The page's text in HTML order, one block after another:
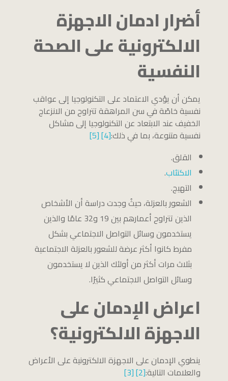
أضرار ادمان الاجهزة
الالكترونية على الصحة
النفسية
يمكن أن يؤدي الاعتماد على التكنولوجيا إلى عواقب
نفسية خاصًة في سن المراهقة تتراوح من الانزعاج
الخفيف عند الابتعاد عن التكنولوجيا إلى مشاكل
نفسية متنوعة، بما في ذلك:[4]
[5]
القلق.
الاكتئاب.
التهيج.
الشعور بالعزلة، حيثُ وجدت دراسة أن الأشخاص
الذين تتراوح أعمارهم بين 19 و32 عامًا والذين
يستخدمون وسائل التواصل الاجتماعي بشكل
مفرط كانوا أكثر عرضة للشعور بالعزلة الاجتماعية
بثلاث مرات أكثر من أولئك الذين لا يستخدمون
وسائل التواصل الاجتماعي كثيرًا.
اعراض الإدمان على
الاجهزة الالكترونية؟
ينطوي الإدمان على الاجهزة الالكترونية على الأعراض
والعلامات التالية:[2]
[3]